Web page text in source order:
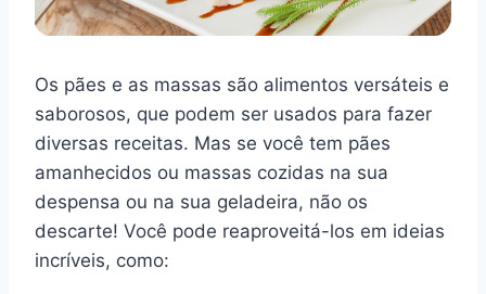
Os pães e as massas são alimentos versáteis e
saborosos, que podem ser usados para fazer
diversas receitas. Mas se você tem pães
amanhecidos ou massas cozidas na sua
despensa ou na sua geladeira, não os
descarte! Você pode reaproveitá-los em ideias
incríveis, como: